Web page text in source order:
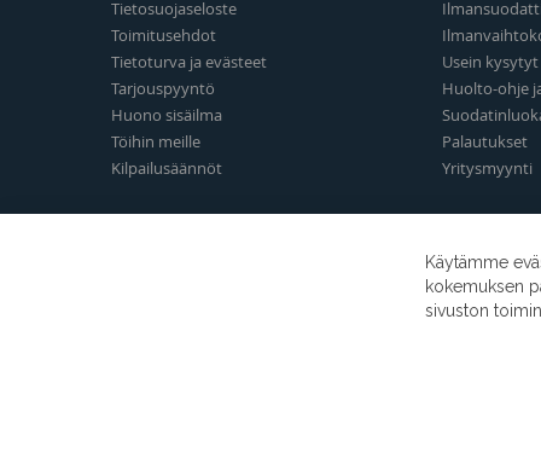
Tietosuojaseloste
Toimitusehdot
Tietoturva ja evästeet
Tarjouspyyntö
Huono sisäilma
Töihin meille
Kilpailusäännöt
Usein
Huolto-ohje
Palautukset
Yritysmyynti
Käytämme
kokemuksen
sivuston